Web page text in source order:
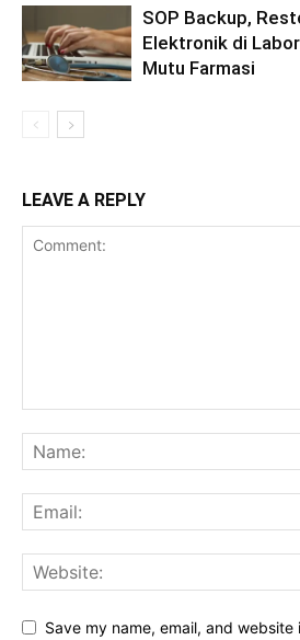
SOP Backup,
Elektronik di
Mutu Farmasi
LEAVE A REPLY
Save my name, email, and